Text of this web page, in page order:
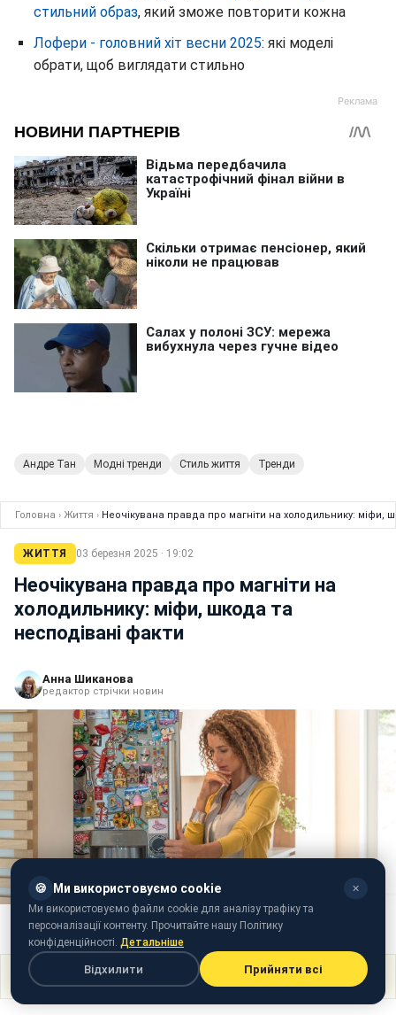
стильний образ, який зможе повторити кожна
Лофери - головний хіт весни 2025: які моделі
обрати, щоб виглядати стильно
Андре Тан Модні тренди Стиль життя Тренди
Головна › Життя › Неочікувана правда про магніти на холодильнику: міфи,
ЖИТТЯ 03 березня 2025 · 19:02
Неочікувана правда про магніти на
холодильнику: міфи, шкода та
несподівані факти
Анна Шиканова
редактор стрічки новин
Чи можна вішати магніти на холодильник та про яку шкоду варто
пам'ятати (фото: Getty Images)
Поділитися
🍪 Ми використовуємо cookie ✕
Ми використовуємо файли cookie для аналізу трафіку та
персоналізації контенту. Прочитайте нашу Політику
конфіденційності. Детальніше
Відхилити Прийняти всі